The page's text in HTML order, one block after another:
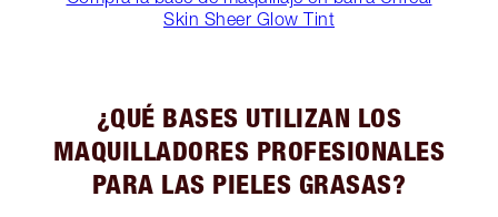
Skin Sheer Glow Tint
¿QUÉ BASES UTILIZAN LOS
MAQUILLADORES PROFESIONALES
PARA LAS PIELES GRASAS?